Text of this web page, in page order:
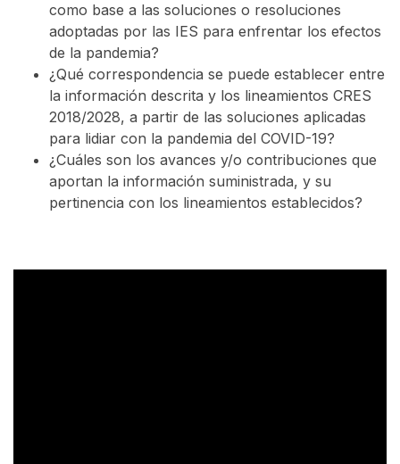
como base a las soluciones o resoluciones
adoptadas por las IES para enfrentar los efectos
de la pandemia?
¿Qué correspondencia se puede establecer entre
la información descrita y los lineamientos CRES
2018/2028, a partir de las soluciones aplicadas
para lidiar con la pandemia del COVID-19?
¿Cuáles son los avances y/o contribuciones que
aportan la información suministrada, y su
pertinencia con los lineamientos establecidos?